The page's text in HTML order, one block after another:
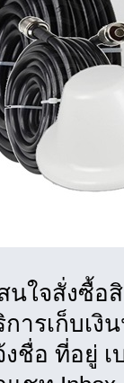
นใจสั่งซื้อ
ารเก็บเงิ
งชื่อ ที่อยู่ เ